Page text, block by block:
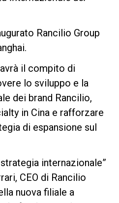
Rancilio Group
il compito di
lo sviluppo e la
dei brand Rancilio,
in Cina e rafforzare
di espansione sul
internazionale”
CEO di Rancilio
nuova filiale a